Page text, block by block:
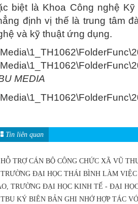
biệt là Khoa Công nghệ
định vị thế là trung tâm
và kỹ thuật ứng dụng.
MEDIA
Tin liên quan
HỖ TRỢ CÁN BỘ CÔNG CHỨC XÃ VŨ
TRƯỜNG ĐẠI HỌC THÁI BÌNH LÀM
TRƯỜNG ĐẠI HỌC KINH TẾ - ĐẠI
TBU KÝ BIÊN BẢN GHI NHỚ HỢP TÁC